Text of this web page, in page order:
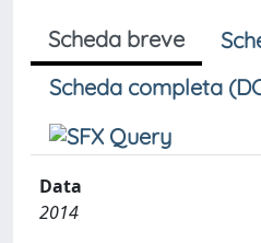
Scheda breve
Scheda completa
Data
2014